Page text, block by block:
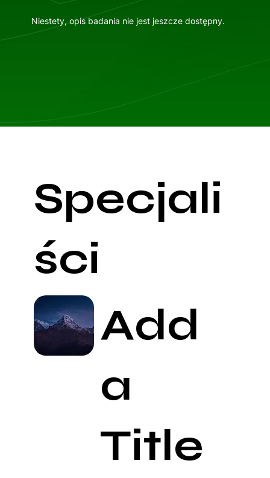
Niestety, opis badania nie jest jeszcze dostępny.
Specjali
ści
Add
a
Title